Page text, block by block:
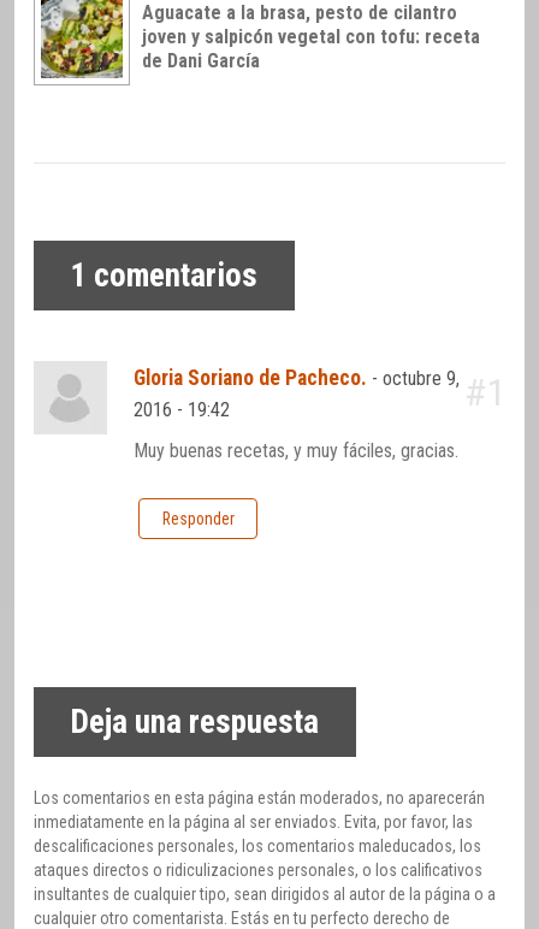
Aguacate a la brasa, pesto de cilantro
joven y salpicón vegetal con tofu: receta
de Dani García
1 comentarios
Gloria Soriano de Pacheco. -octubre 9,
2016 - 19:42
#1
Muy buenas recetas, y muy fáciles, gracias.
Responder
Deja una respuesta
Los comentarios en esta página están moderados, no aparecerán
inmediatamente en la página al ser enviados. Evita, por favor, las
descalificaciones personales, los comentarios maleducados, los
ataques directos o ridiculizaciones personales, o los calificativos
insultantes de cualquier tipo, sean dirigidos al autor de la página o a
cualquier otro comentarista. Estás en tu perfecto derecho de